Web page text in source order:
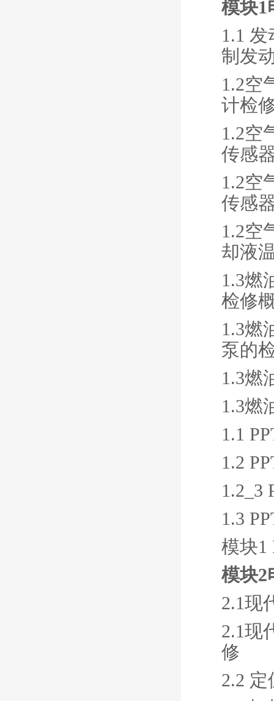
模块1
1.1
制发
1.2空
计检
1.2空
传感
1.2空
传感
1.2空
却液
1.3燃
检修
1.3燃
泵的
1.3燃
1.3燃
1.1
1.2
1.2_3
1.3
模块1
模块2
2.1现
2.1现
修
2.2